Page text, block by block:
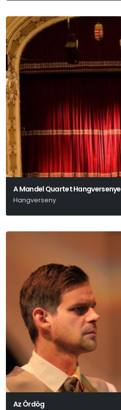
A Mandel Quartet Hangversenye
Hangverseny
Az Ördög